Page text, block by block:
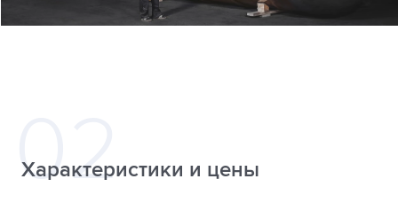
Характеристики и цены